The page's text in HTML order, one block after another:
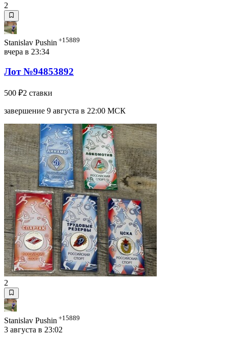
2
Stanislav Pushin +15889
вчера в 23:34
Лот №94853892
500 ₽2 ставки
завершение 9 августа в 22:00 МСК
2
Stanislav Pushin +15889
3 августа в 23:02